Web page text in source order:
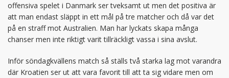
offensiva spelet i Danmark ser tveksamt ut men det positiva är
att man endast släppt in ett mål på tre matcher och då var det
på en straff mot Australien. Man har lyckats skapa många
chanser men inte riktigt varit tillräckligt vassa i sina avslut.
Inför söndagkvällens match så ställs två starka lag mot varandra
där Kroatien ser ut att vara favorit till att ta sig vidare men om